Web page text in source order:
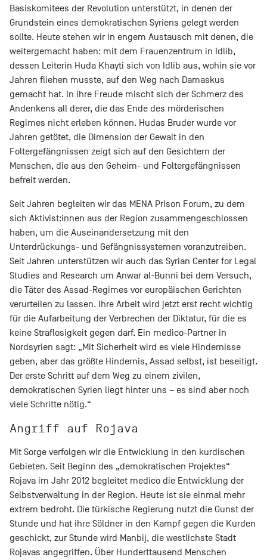
Basiskomitees der Revolution unterstützt, in denen der
Grundstein eines demokratischen Syriens gelegt werden
sollte. Heute stehen wir in engem Austausch mit denen, die
weitergemacht haben: mit dem Frauenzentrum in Idlib,
dessen Leiterin Huda Khayti sich von Idlib aus, wohin sie vor
Jahren fliehen musste, auf den Weg nach Damaskus
gemacht hat. In ihre Freude mischt sich der Schmerz des
Andenkens all derer, die das Ende des mörderischen
Regimes nicht erleben können. Hudas Bruder wurde vor
Jahren getötet, die Dimension der Gewalt in den
Foltergefängnissen zeigt sich auf den Gesichtern der
Menschen, die aus den Geheim- und Foltergefängnissen
befreit werden.
Seit Jahren begleiten wir das MENA Prison Forum, zu dem
sich Aktivist:innen aus der Region zusammengeschlossen
haben, um die Auseinandersetzung mit den
Unterdrückungs- und Gefängnissystemen voranzutreiben.
Seit Jahren unterstützen wir auch das Syrian Center for Legal
Studies and Research um Anwar al-Bunni bei dem Versuch,
die Täter des Assad-Regimes vor europäischen Gerichten
verurteilen zu lassen. Ihre Arbeit wird jetzt erst recht wichtig
für die Aufarbeitung der Verbrechen der Diktatur, für die es
keine Straflosigkeit gegen darf. Ein medico-Partner in
Nordsyrien sagt: „Mit Sicherheit wird es viele Hindernisse
geben, aber das größte Hindernis, Assad selbst, ist beseitigt.
Der erste Schritt auf dem Weg zu einem zivilen,
demokratischen Syrien liegt hinter uns – es sind aber noch
viele Schritte nötig.“
Angriff auf Rojava
Mit Sorge verfolgen wir die Entwicklung in den kurdischen
Gebieten. Seit Beginn des „demokratischen Projektes“
Rojava im Jahr 2012 begleitet medico die Entwicklung der
Selbstverwaltung in der Region. Heute ist sie einmal mehr
extrem bedroht. Die türkische Regierung nutzt die Gunst der
Stunde und hat ihre Söldner in den Kampf gegen die Kurden
geschickt, zur Stunde wird Manbij, die westlichste Stadt
Rojavas angegriffen. Über Hunderttausend Menschen